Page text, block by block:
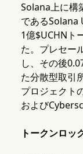
Solana上に構
であるSolana
1億$UCHNト
た。プレセー
し、その後
た分散型取引
プロジェクト
および
トークンロッ